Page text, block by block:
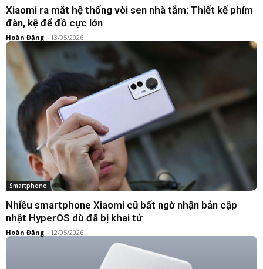
Xiaomi ra mắt hệ thống vòi sen nhà tắm: Thiết kế phím
đàn, kệ để đồ cực lớn
Hoàn Đặng - 13/05/2026
Smartphone
Nhiều smartphone Xiaomi cũ bất ngờ nhận bản cập
nhật HyperOS dù đã bị khai tử
Hoàn Đặng - 12/05/2026